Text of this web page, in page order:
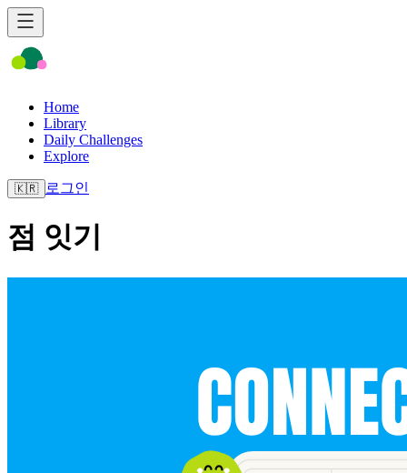
Home
Library
Daily Challenges
Explore
🇰🇷 로그인
점 잇기